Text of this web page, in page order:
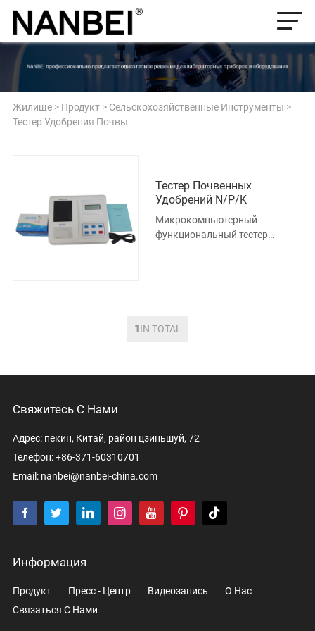
Жилище> Продукт> Сельскохозяйственные Инструменты >
Тестер Удобрения Почвы
Тестер Почвенных
Удобрений N/P/K
Микрокомпьютерный
функциональный тестер
1IN TOTAL
Свяжитесь С Нами
Адрес: пекин, Китай, район цзиньшуй, 72
Телефон: +86-371-60310701
Email: nanbei@nanbei-china.com
Информация
Продукт Пресс - Центр Видеозапись
О Нас
Связаться С Нами